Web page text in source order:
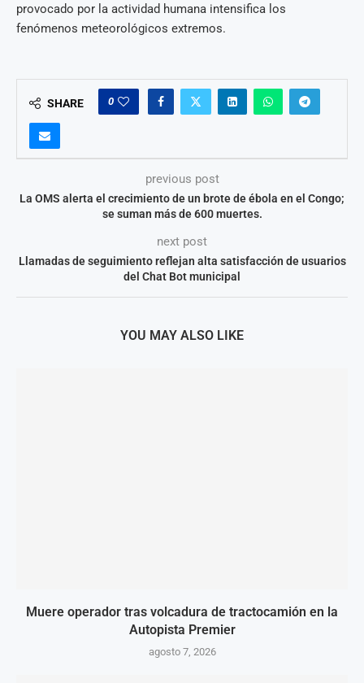
provocado por la actividad humana intensifica los
fenómenos meteorológicos extremos.
SHARE 0
previous post
La OMS alerta el crecimiento de un brote de ébola en el Congo;
se suman más de 600 muertes.
next post
Llamadas de seguimiento reflejan alta satisfacción de usuarios
del Chat Bot municipal
YOU MAY ALSO LIKE
Muere operador tras volcadura de tractocamión en la
Autopista Premier
agosto 7, 2026